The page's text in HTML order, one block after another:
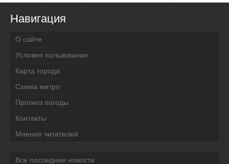
Навигация
О сайте
Условия пользования
Карта города
Схема метро
Прогноз погоды
Контакты
Мнения читателей
Все последние новости